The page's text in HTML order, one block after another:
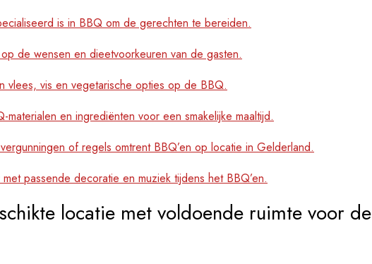
is in BBQ om de gerechten te bereiden.
de wensen en dieetvoorkeuren van de gasten.
vlees, vis en vegetarische opties op de BBQ.
en ingrediënten voor een smakelijke maaltijd.
of regels omtrent BBQ’en op locatie in Gelderland.
passende decoratie en muziek tijdens het BBQ’en.
locatie met voldoende ruimte voor de